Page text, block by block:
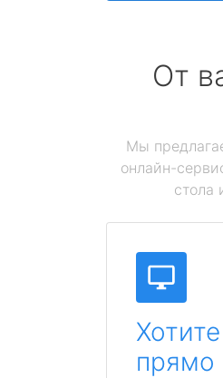
От
Мы
онлайн-
стола
прямо